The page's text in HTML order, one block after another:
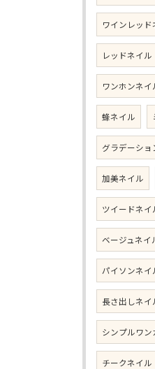
ワインレッド
レッドネイル
ワンホンネイ
蜂ネイル
グラデーショ
加美ネイル
ツイードネイ
ベージュネイ
パイソンネイ
長さ出しネイ
シンプルワン
チークネイル